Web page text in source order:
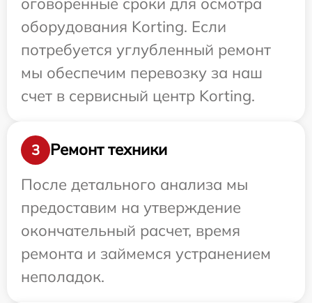
оборудования Korting. Если
потребуется углубленный ремонт
мы обеспечим перевозку за наш
счет в сервисный центр Korting.
3
Ремонт техники
После детального анализа мы
предоставим на утверждение
окончательный расчет, время
ремонта и займемся устранением
неполадок.